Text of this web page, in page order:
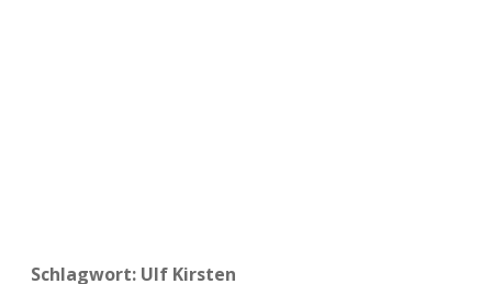
Schlagwort: Ulf Kirsten